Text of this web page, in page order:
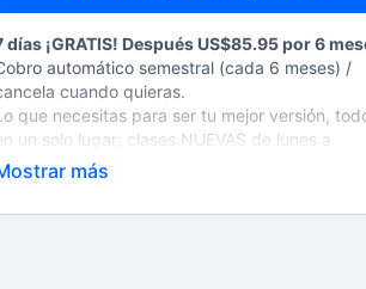
días ¡GRATIS! Después US$85.95 por 6
automático semestral (cada 6 meses) /
cuando quieras.
que necesitas para ser tu mejor versión,
un solo lugar; clases NUEVAS de lunes a
6am, más de 15 programas grabados
guías nutricionales, blog fitness y los